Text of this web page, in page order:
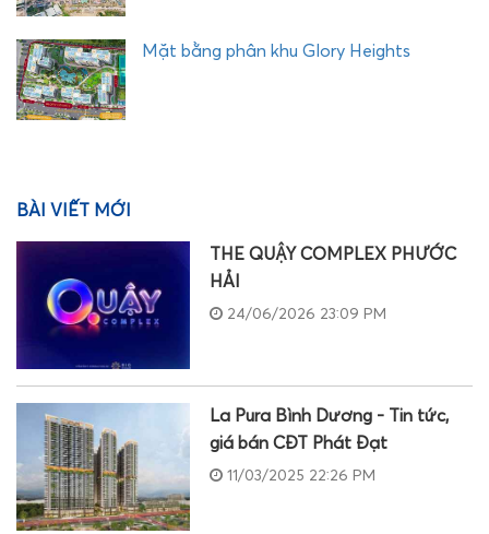
Mặt bằng phân khu Glory Heights
BÀI VIẾT MỚI
THE QUẬY COMPLEX PHƯỚC
HẢI
24/06/2026 23:09 PM
La Pura Bình Dương - Tin tức,
giá bán CĐT Phát Đạt
11/03/2025 22:26 PM